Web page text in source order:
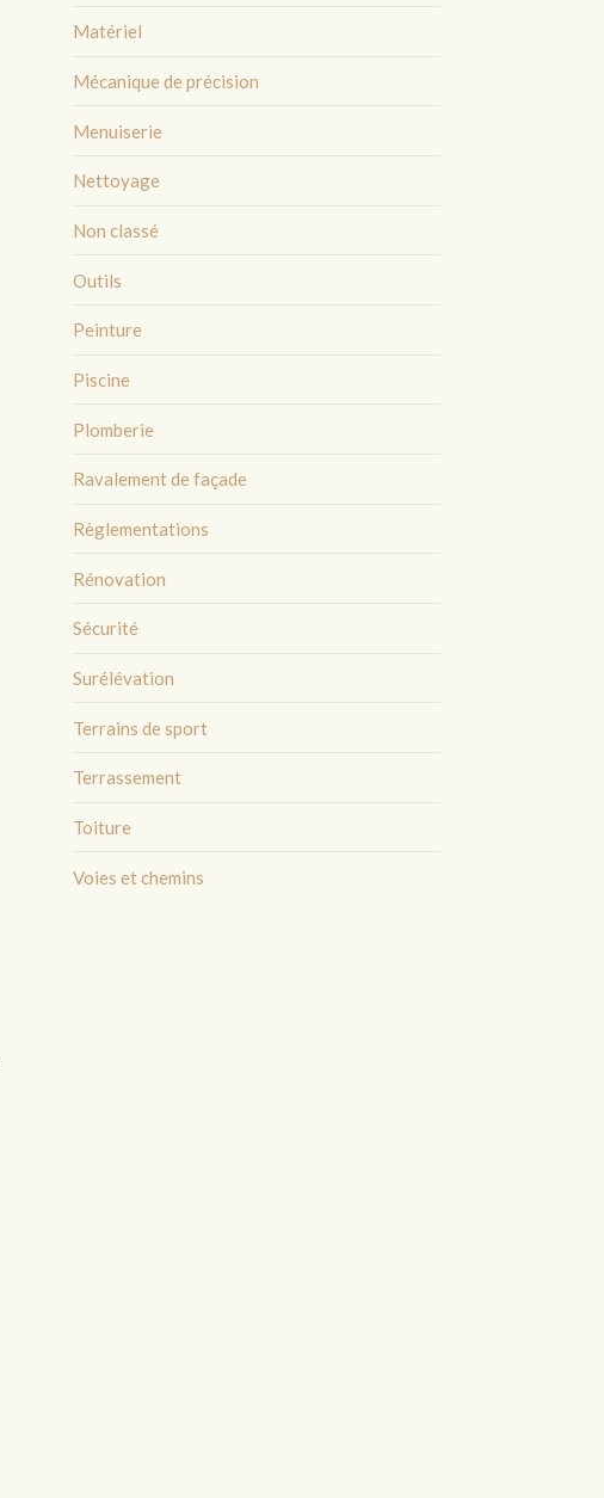
Matériel
Mécanique de précision
Menuiserie
Nettoyage
Non classé
Outils
Peinture
Piscine
Plomberie
Ravalement de façade
Règlementations
Rénovation
Sécurité
Surélévation
Terrains de sport
Terrassement
Toiture
Voies et chemins